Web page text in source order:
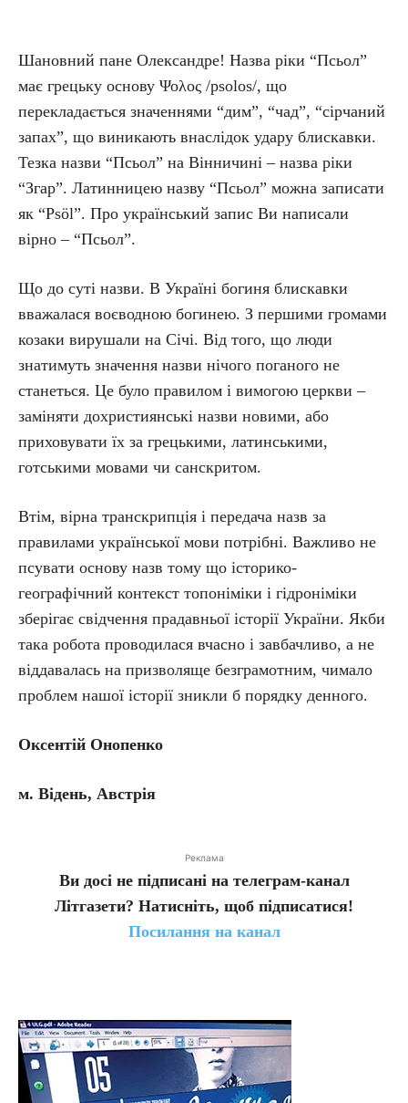
Шановний пане Олександре! Назва ріки “Псьол”
має грецьку основу Ψολος /psolos/, що
перекладається значеннями “дим”, “чад”, “сірчаний
запах”, що виникають внаслідок удару блискавки.
Тезка назви “Псьол” на Вінничині – назва ріки
“Згар”. Латинницею назву “Псьол” можна записати
як “Psöl”. Про український запис Ви написали
вірно – “Псьол”.
Що до суті назви. В Україні богиня блискавки
вважалася воєводною богинею. З першими громами
козаки вирушали на Січі. Від того, що люди
знатимуть значення назви нічого поганого не
станеться. Це було правилом і вимогою церкви –
заміняти дохристиянські назви новими, або
приховувати їх за грецькими, латинськими,
готськими мовами чи санскритом.
Втім, вірна транскрипція і передача назв за
правилами української мови потрібні. Важливо не
псувати основу назв тому що історико-
географічний контекст топоніміки і гідроніміки
зберігає свідчення прадавньої історії України. Якби
така робота проводилася вчасно і завбачливо, а не
віддавалась на призволяще безграмотним, чимало
проблем нашої історії зникли б порядку денного.
Оксентій Онопенко
м. Відень, Австрія
Реклама
Ви досі не підписані на телеграм-канал
Літгазети? Натисніть, щоб підписатися!
Посилання на канал